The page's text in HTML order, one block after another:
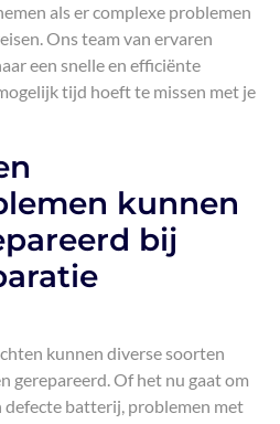
als er complexe problemen
Ons team van ervaren
een snelle en efficiënte
tijd hoeft te missen met je
kunnen
bij
kunnen diverse soorten
gerepareerd. Of het nu gaat om
defecte batterij, problemen met